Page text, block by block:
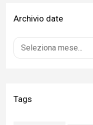
Liris: «Con Franco
della comunità»
conti solidi che
Archivio date
Tags